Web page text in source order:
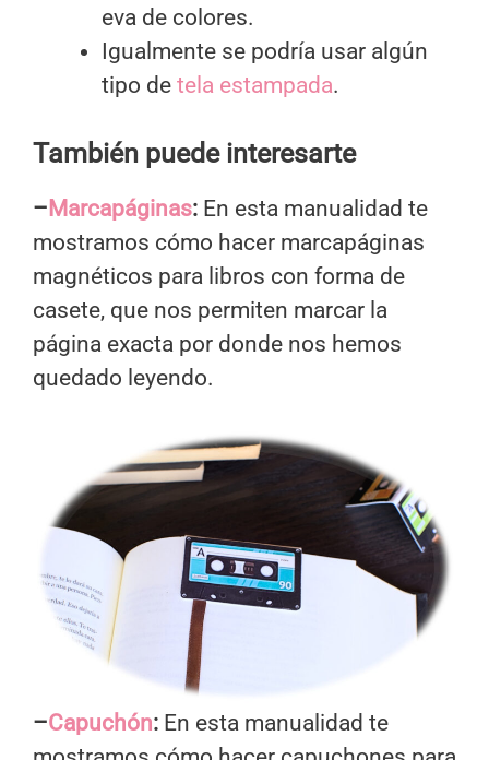
eva de colores.
Igualmente se podría usar algún
tipo de tela estampada.
También puede interesarte
– Marcapáginas: En esta manualidad te
mostramos cómo hacer marcapáginas
magnéticos para libros con forma de
casete, que nos permiten marcar la
página exacta por donde nos hemos
quedado leyendo.
–Capuchón: En esta manualidad te